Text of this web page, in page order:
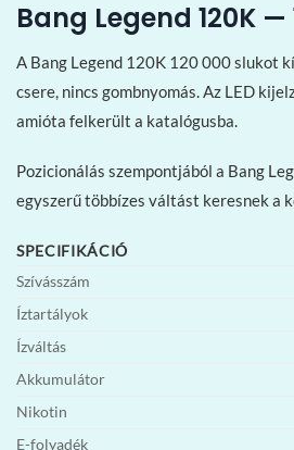
Bang Legend 120K
A Bang Legend 120K 120 000 slukot
csere, nincs gombnyomás. Az LED
amióta felkerült a katalógusba.
Pozicionálás szempontjából a Bang
egyszerű többízes váltást keresnek a
SPECIFIKÁCIÓ
Szívásszám
Íztartályok
Ízváltás
Akkumulátor
Nikotin
E-folyadék